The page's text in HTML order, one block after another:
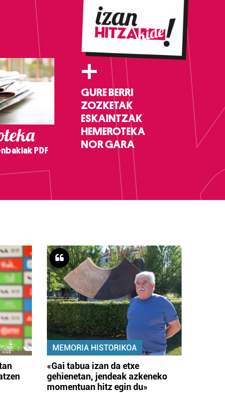
PDF
+
GURE BERRI
ZOZKETAK
ESKAINTZAK
HEMEROTEKA
NOR GARA
MEMORIA HISTORIKOA
«Gai tabua izan da etxe
gehienetan, jendeak azkeneko
momentuan hitz egin du»